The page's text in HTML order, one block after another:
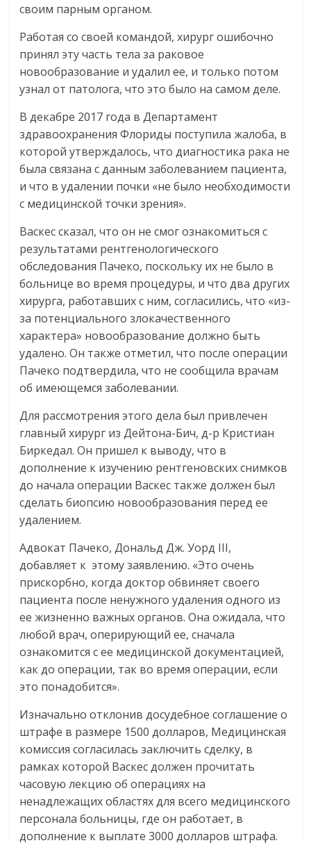
своим парным органом.
Работая со своей командой, хирург ошибочно
принял эту часть тела за раковое
новообразование и удалил ее, и только потом
узнал от патолога, что это было на самом деле.
В декабре 2017 года в Департамент
здравоохранения Флориды поступила жалоба, в
которой утверждалось, что диагностика рака не
была связана с данным заболеванием пациента,
и что в удалении почки «не было необходимости
с медицинской точки зрения».
Васкес сказал, что он не смог ознакомиться с
результатами рентгенологического
обследования Пачеко, поскольку их не было в
больнице во время процедуры, и что два других
хирурга, работавших с ним, согласились, что «из-
за потенциального злокачественного
характера» новообразование должно быть
удалено. Он также отметил, что после операции
Пачеко подтвердила, что не сообщила врачам
об имеющемся заболевании.
Для рассмотрения этого дела был привлечен
главный хирург из Дейтона-Бич, д-р Кристиан
Биркедал. Он пришел к выводу, что в
дополнение к изучению рентгеновских снимков
до начала операции Васкес также должен был
сделать биопсию новообразования перед ее
удалением.
Адвокат Пачеко, Дональд Дж. Уорд III,
добавляет к этому заявлению. «Это очень
прискорбно, когда доктор обвиняет своего
пациента после ненужного удаления одного из
ее жизненно важных органов. Она ожидала, что
любой врач, оперирующий ее, сначала
ознакомится с ее медицинской документацией,
как до операции, так во время операции, если
это понадобится».
Изначально отклонив досудебное соглашение о
штрафе в размере 1500 долларов, Медицинская
комиссия согласилась заключить сделку, в
рамках которой Васкес должен прочитать
часовую лекцию об операциях на
ненадлежащих областях для всего медицинского
персонала больницы, где он работает, в
дополнение к выплате 3000 долларов штрафа.